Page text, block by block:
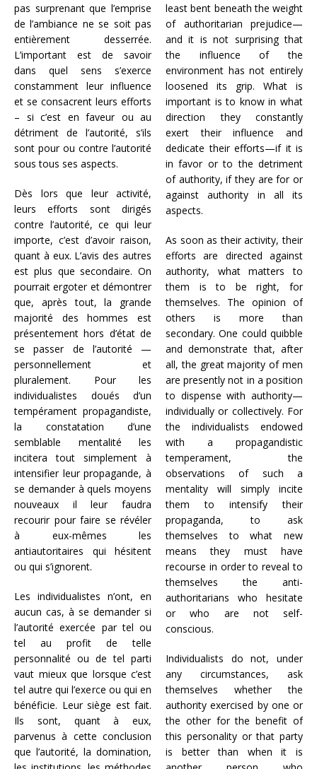
pas surprenant que l’emprise
de l’ambiance ne se soit pas
entièrement desserrée.
L’important est de savoir
dans quel sens s’exerce
constamment leur influence
et se consacrent leurs efforts
– si c’est en faveur ou au
détriment de l’autorité, s’ils
sont pour ou contre l’autorité
sous tous ses aspects.
Dès lors que leur activité,
leurs efforts sont dirigés
contre l’autorité, ce qui leur
importe, c’est d’avoir raison,
quant à eux. L’avis des autres
est plus que secondaire. On
pourrait ergoter et démontrer
que, après tout, la grande
majorité des hommes est
présentement hors d’état de
se passer de l’autorité —
personnellement et
pluralement. Pour les
individualistes doués d’un
tempérament propagandiste,
la constatation d’une
semblable mentalité les
incitera tout simplement à
intensifier leur propagande, à
se demander à quels moyens
nouveaux il leur faudra
recourir pour faire se révéler
à eux-mêmes les
antiautoritaires qui hésitent
ou qui s’ignorent.
Les individualistes n’ont, en
aucun cas, à se demander si
l’autorité exercée par tel ou
tel au profit de telle
personnalité ou de tel parti
vaut mieux que lorsque c’est
tel autre qui l’exerce ou qui en
bénéficie. Leur siège est fait.
Ils sont, quant à eux,
parvenus à cette conclusion
que l’autorité, la domination,
least bent beneath the weight
of authoritarian prejudice—
and it is not surprising that
the influence of the
environment has not entirely
loosened its grip. What is
important is to know in what
direction they constantly
exert their influence and
dedicate their efforts—if it is
in favor or to the detriment
of authority, if they are for or
against authority in all its
aspects.
As soon as their activity, their
efforts are directed against
authority, what matters to
them is to be right, for
themselves. The opinion of
others is more than
secondary. One could quibble
and demonstrate that, after
all, the great majority of men
are presently not in a position
to dispense with authority—
individually or collectively. For
the individualists endowed
with a propagandistic
temperament, the
observations of such a
mentality will simply incite
them to intensify their
propaganda, to ask
themselves to what new
means they must have
recourse in order to reveal to
themselves the anti-
authoritarians who hesitate
or who are not self-
conscious.
Individualists do not, under
any circumstances, ask
themselves whether the
authority exercised by one or
the other for the benefit of
this personality or that party
is better than when it is